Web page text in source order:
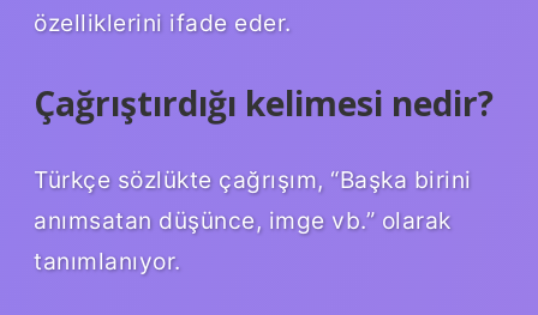
özelliklerini ifade eder.
Çağrıştırdığı kelimesi nedir?
Türkçe sözlükte çağrışım, “Başka birini
anımsatan düşünce, imge vb.” olarak
tanımlanıyor.